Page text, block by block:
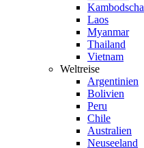
Kambodscha
Laos
Myanmar
Thailand
Vietnam
Weltreise
Argentinien
Bolivien
Peru
Chile
Australien
Neuseeland